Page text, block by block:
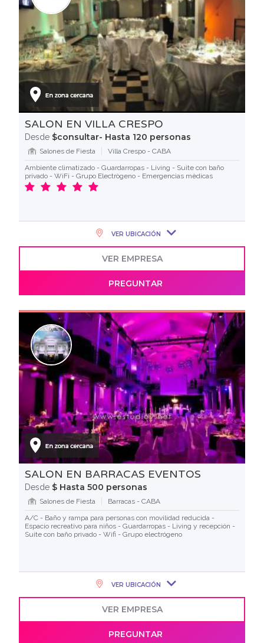
SALON EN VILLA CRESPO
Desde $consultar- Hasta 120 personas
Salones de Fiesta
Villa Crespo - CABA
Ambiente climatizado - Guardarropas - Living - Suite con baño
privado - WiFi - Grupo Electrògeno - Emergencias mèdicas
VER UBICACIÓN
VER EMPRESA
PREGUNTAR
SALON EN BARRACAS EVENTOS
Desde $ Hasta 500 personas
Salones de Fiesta
Barracas - CABA
A/C - Baño y rampa para personas con movilidad reducida -
Espacio recreativo para niños - Guardarropas - Living y recepción -
Suite con baño privado - Wifi - Grupo electrógeno
VER UBICACIÓN
VER EMPRESA
PREGUNTAR